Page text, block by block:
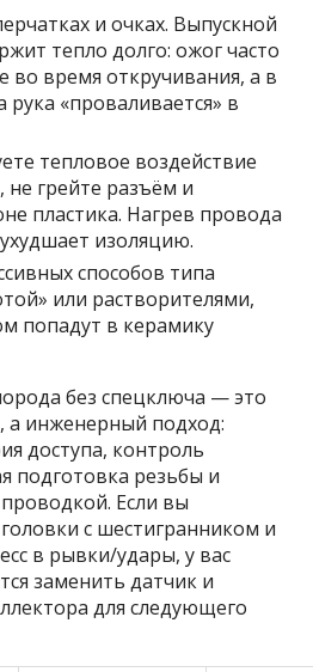
и очках. Выпускной
тепло долго: ожог часто
во время откручивания, а в
рука «проваливается» в
тепловое воздействие
не грейте разъём и
пластика. Нагрев провода
изоляцию.
способов типа
или растворителями,
попадут в керамику
без спецключа — это
а инженерный подход:
доступа, контроль
подготовка резьбы и
Если вы
с шестигранником и
в рывки/удары, у вас
заменить датчик и
для следующего